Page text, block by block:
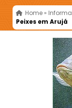
Home »
Peixes em Arujá